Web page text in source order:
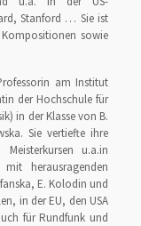
Stanford … Sie ist
sowie
am Institut
der Hochschule für
in der Klasse von B.
Sie vertiefte ihre
u.a.in
herausragenden
E. Kolodin und
in der EU, den USA
für Rundfunk und